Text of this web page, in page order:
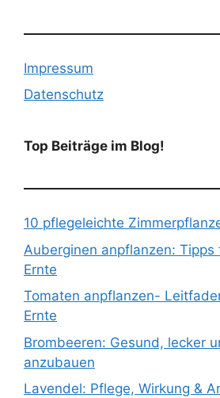
Impressum
Datenschutz
Top Beiträge im Blog!
10 pflegeleichte
Auberginen anpflanzen: Tipps
Ernte
Tomaten anpflanzen-
Ernte
Brombeeren: Gesund, lecker
anzubauen
Lavendel: Pflege, Wirkung &